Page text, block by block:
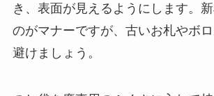
き、表面が見えるようにします。
のがマナーですが、古いお札やボ
避けましょう。